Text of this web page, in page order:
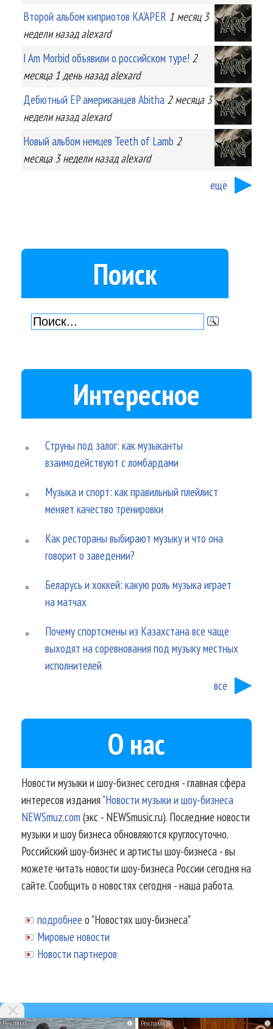
Второй альбом киприотов KA'APER 1 месяц 3
неделиназад alexard
I Am Morbid объявили о российском туре! 2
месяца 1 деньназад alexard
Дебютный EP американцев Abitha 2 месяца 3
неделиназад alexard
Новый альбом немцев Teeth of Lamb 2
месяца 3 неделиназад alexard
ещё
Поиск
Интересное
Струны под залог: как музыканты
взаимодействуют с ломбардами
Музыка и спорт: как правильный плейлист
меняет качество тренировки
Как рестораны выбирают музыку и что она
говорит о заведении?
Беларусь и хоккей: какую роль музыка играет
на матчах
Почему спортсмены из Казахстана все чаще
выходят на соревнования под музыку местных
исполнителей
все
О нас
Новости музыки и шоу-бизнес сегодня - главная сфера
интересов издания"Новости музыки и шоу-бизнеса
NEWSmuz.com(экс - NEWSmusic.ru). Последние новости
музыки и шоу бизнеса обновляются круглосуточно.
Российский шоу-бизнес и артисты шоу-бизнеса - вы
можете читать новости шоу-бизнеса России сегодня на
сайте. Сообщить о новостях сегодня - наша работа.
подробнее о "Новостях шоу-бизнеса"
Мировые новости
Новости партнеров
i i